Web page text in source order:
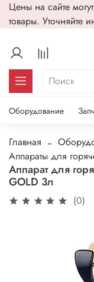
Цены на сайте
товары. Уточняйте
Оборудование
Главная
Аппараты для
Аппарат для
GOLD 3л
(0)